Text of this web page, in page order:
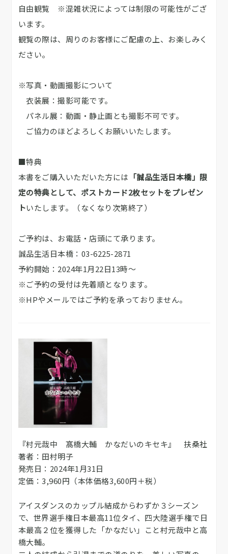
自由観覧 ※混雑状況によっては制限の可能性がござ
います。
観覧の際は、周りのお客様にご配慮の上、お楽しみく
ださい。
※写真・動画撮影について
衣装展：撮影可能です。
パネル展：動画・静止画とも撮影不可です。
ご協力のほどよろしくお願いいたします。
■特典
本書をご購入いただいた方には 「誠品生活日本橋」限
定の特典として、ポストカード2枚セットをプレゼン
トいたします。（なくなり次第終了）
ご予約は、お電話・店頭にて承ります。
誠品生活日本橋：03-6225-2871
予約開始：2024年1月22日13時～
※ご予約の受付は先着順となります。
※HPやメールではご予約を承っておりません。
『村元哉中 髙橋大輔 かなだいのキセキ』 扶桑社
著者：田村明子
発売日：2024年1月31日
定価：3,960円（本体価格3,600円＋税）
アイスダンスのカップル結成からわずか３シーズン
で、世界選手権日本最高11位タイ、四大陸選手権で日
本最高２位を獲得した「かなだい」こと村元哉中と高
橋大輔。